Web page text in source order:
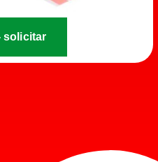
solicitar